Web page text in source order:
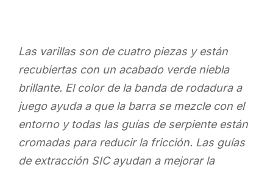
Las varillas son de cuatro piezas y están
recubiertas con un acabado verde niebla
brillante. El color de la banda de rodadura a
juego ayuda a que la barra se mezcle con el
entorno y todas las guías de serpiente están
cromadas para reducir la fricción. Las guías
de extracción SIC ayudan a mejorar la